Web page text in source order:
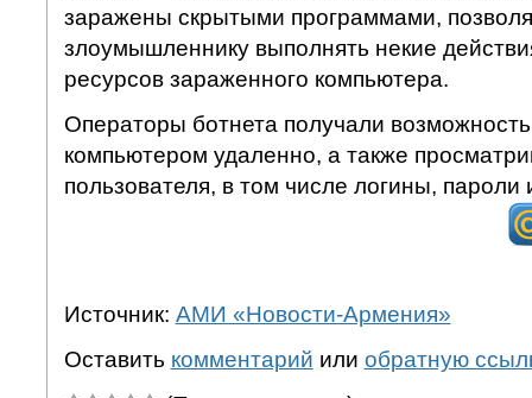
заражены скрытыми программами,
злоумышленнику выполнять некие
ресурсов зараженного компьютера.
Операторы ботнета получали
компьютером удаленно, а также
пользователя, в том числе логины, пароли
Источник: АМИ «Новости-Армения»
Оставить комментарий или обратную